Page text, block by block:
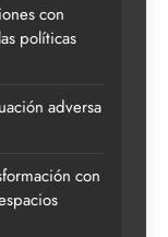
con
políticas
adversa
con